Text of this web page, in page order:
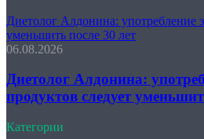
Диетолог Алдонина: употребление
уменьшить после 30 лет
06.08.2026
Диетолог Алдонина:
продуктов следует
Категории